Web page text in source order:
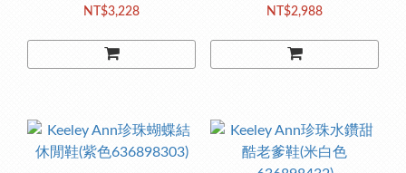
NT$3,228
NT$2,988